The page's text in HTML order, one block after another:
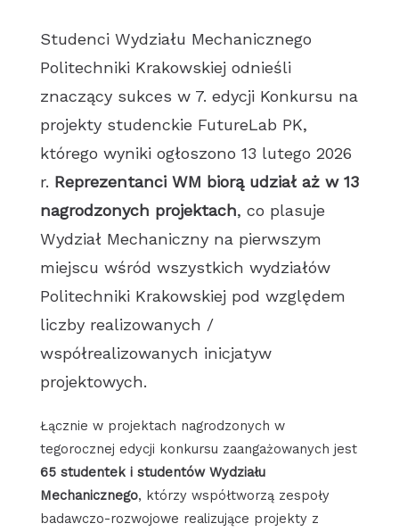
Studenci Wydziału Mechanicznego
Politechniki Krakowskiej odnieśli
znaczący sukces w 7. edycji Konkursu na
projekty studenckie FutureLab PK,
którego wyniki ogłoszono 13 lutego 2026
r. Reprezentanci WM biorą udział aż w 13
nagrodzonych projektach, co plasuje
Wydział Mechaniczny na pierwszym
miejscu wśród wszystkich wydziałów
Politechniki Krakowskiej pod względem
liczby realizowanych /
współrealizowanych inicjatyw
projektowych.
Łącznie w projektach nagrodzonych w
tegorocznej edycji konkursu zaangażowanych jest
65 studentek i studentów Wydziału
Mechanicznego, którzy współtworzą zespoły
badawczo-rozwojowe realizujące projekty z